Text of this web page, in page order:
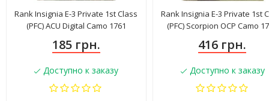
Rank Insignia E-3 Private 1st Class
(PFC) ACU Digital Camo 1761
185 грн.
Доступно к заказу
Rank Insignia E-3 Private 1st
(PFC) Scorpion OCP Camo
416 грн.
Доступно к заказу